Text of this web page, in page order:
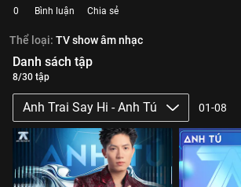
0 Bình luận Chia sẻ
Thể loại: TV show âm nhạc
Danh sách tập
8/30 tập
Anh Trai Say Hi - Anh Tú 01-08